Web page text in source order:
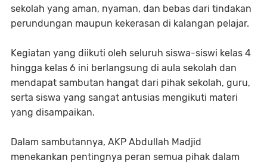
sekolah yang aman, nyaman, dan bebas dari tindakan
perundungan maupun kekerasan di kalangan pelajar.
Kegiatan yang diikuti oleh seluruh siswa-siswi kelas 4
hingga kelas 6 ini berlangsung di aula sekolah dan
mendapat sambutan hangat dari pihak sekolah, guru,
serta siswa yang sangat antusias mengikuti materi
yang disampaikan.
Dalam sambutannya, AKP Abdullah Madjid
menekankan pentingnya peran semua pihak dalam